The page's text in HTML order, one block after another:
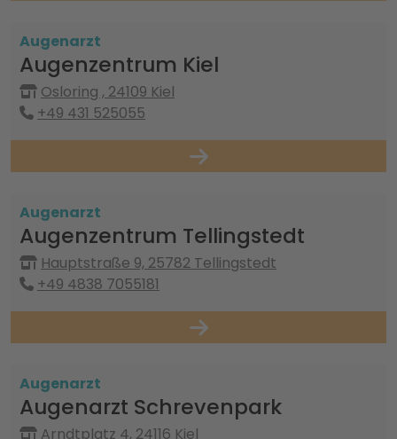
Augenarzt
Augenzentrum Kiel
Osloring , 24109 Kiel
+49 431 525055
Augenarzt
Augenzentrum Tellingstedt
Hauptstraße 9, 25782 Tellingstedt
+49 4838 7055181
Augenarzt
Augenarzt Schrevenpark
Arndtplatz 4, 24116 Kiel